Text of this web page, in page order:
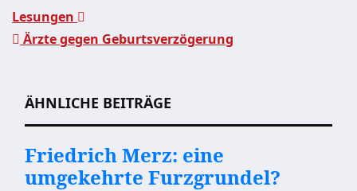
Lesungen
Ärzte gegen Geburtsverzögerung
ÄHNLICHE BEITRÄGE
Friedrich Merz: eine
umgekehrte Furzgrundel?